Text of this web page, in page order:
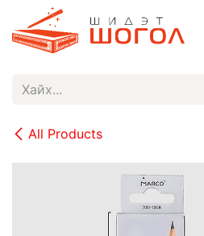
Skip to Content
All Products